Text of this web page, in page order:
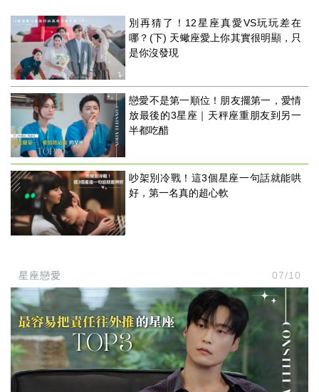
別再猜了！12星座真愛VS玩玩差在
哪？(下) 天蠍座愛上你其實很明顯，只
是你沒發現
戀愛不是第一順位！朋友擺第一，愛情
放最後的3星座｜天秤座重朋友到另一
半都吃醋
吵架別冷戰！這3個星座一句話就能哄
好，第一名真的超心軟
星座戀愛 07/10